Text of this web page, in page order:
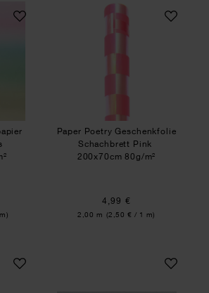
Seidenpapier Farbverlauf Türkis
Paper Poetry
Paper Poetry Geschenkfolie
Schachbrett Pink
200x70cm 80g/m²
4,99 €
Inhalt:
2,00 m (2,50 € / 1 m)
Poetry Webband Duo Streifen Rosa/
Paper Poetry